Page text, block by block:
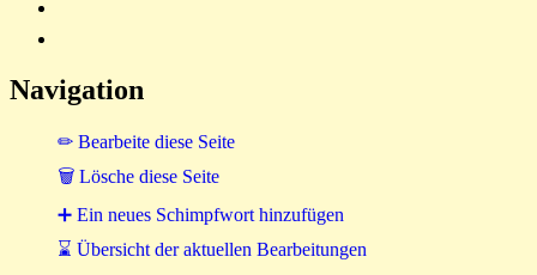
Navigation
✏ Bearbeite diese Seite
🗑 Lösche diese Seite
➕ Ein neues Schimpfwort hinzufügen
⌛ Übersicht der aktuellen Bearbeitungen